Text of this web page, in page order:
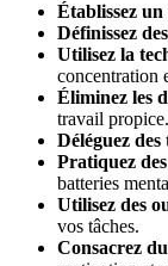
Établissez
Définissez
Utilisez la
concentration
Éliminez les
travail propice.
Déléguez des
Pratiquez
batteries
Utilisez des
vos tâches.
Consacrez